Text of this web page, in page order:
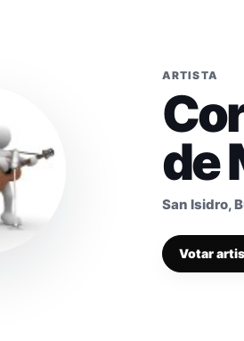
ARTISTA
de
San Isidro,
Votar